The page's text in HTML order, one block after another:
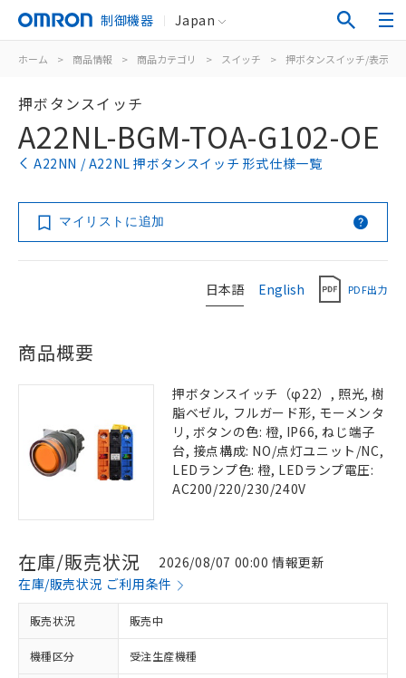
制御機器 Japan
ホーム > 商品情報 > 商品カテゴリ > スイッチ > 押ボタンスイッチ/表示灯
押ボタンスイッチ
A22NL-BGM-TOA-G102-OE
A22NN / A22NL 押ボタンスイッチ 形式仕様一覧
マイリストに追加
日本語 English PDF出力
商品概要
押ボタンスイッチ（φ22）, 照光, 樹
脂ベゼル, フルガード形, モーメンタ
リ, ボタンの色: 橙, IP66, ねじ端子
台, 接点構成: NO/点灯ユニット/NC,
LEDランプ色: 橙, LEDランプ電圧:
AC200/220/230/240V
在庫/販売状況
2026/08/07 00:00 情報更新
在庫/販売状況 ご利用条件
販売状況 販売中
機種区分 受注生産機種